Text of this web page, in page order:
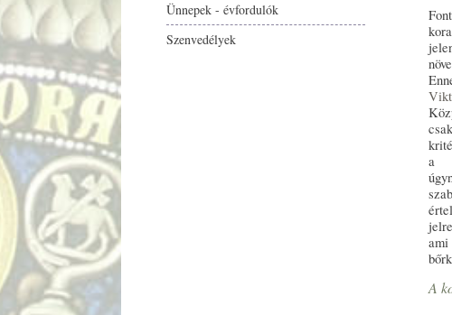
Ünnepek - évfordulók
Szenvedélyek
a
ami
A